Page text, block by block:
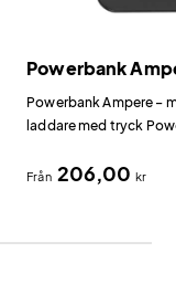
Powerbank
Powerbank Ampere –
laddare med tryck
en magnetisk
Från 206,00 kr